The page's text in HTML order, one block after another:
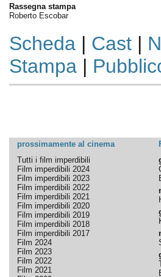
Rassegna stampa
Roberto Escobar
Scheda| Cast|
Stampa|
prossimamente al cinema
Tutti i film imperdibili
Film imperdibili 2024
Film imperdibili 2023
Film imperdibili 2022
Film imperdibili 2021
Film imperdibili 2020
Film imperdibili 2019
Film imperdibili 2018
Film imperdibili 2017
Film 2024
Film 2023
Film 2022
Film 2021